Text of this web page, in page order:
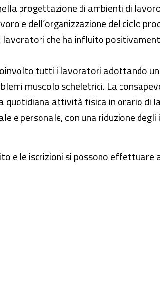
progettazione di ambienti di
e dell’organizzazione del ciclo
lavoratori che ha influito
tutti i lavoratori adottando
muscolo scheletrici. La
quotidiana attività fisica in orario di
e personale, con una riduzione
e le iscrizioni si possono effettuare